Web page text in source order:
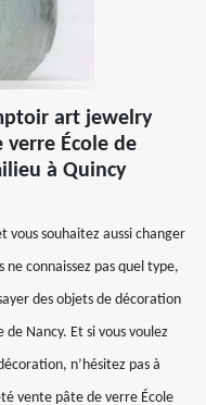
art jewelry
École de
à Quincy
souhaitez aussi changer
connaissez pas quel type,
des objets de décoration
Nancy. Et si vous voulez
n’hésitez pas à
vente pâte de verre École